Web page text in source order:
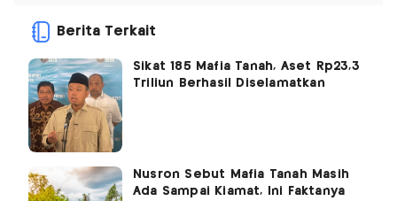
Berita Terkait
Sikat 185 Mafia Tanah, Aset Rp23,3
Triliun Berhasil Diselamatkan
Nusron Sebut Mafia Tanah Masih
Ada Sampai Kiamat, Ini Faktanya